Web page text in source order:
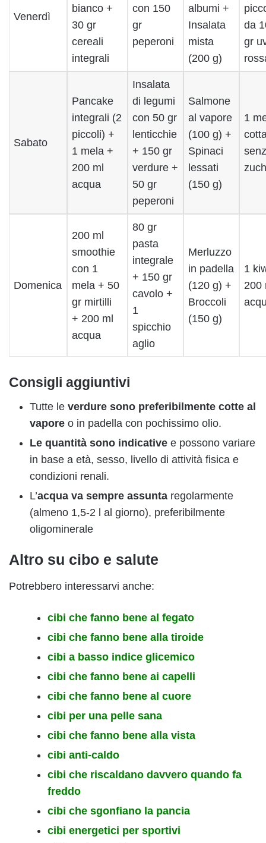
Venerdì
bianco +
30 gr
cereali
integrali
con 150
gr
peperoni
albumi +
Insalata
mista
(200 g)
da
gr
Sabato
Pancake
integrali (2
piccoli) +
1 mela +
200 ml
acqua
Insalata
di legumi
con 50 gr
lenticchie
+ 150 gr
verdure +
50 gr
peperoni
Salmone
al vapore
(100 g) +
Spinaci
lessati
(150 g)
1
Domenica
200 ml
smoothie
con 1
mela + 50
gr mirtilli
+ 200 ml
acqua
80 gr
pasta
integrale
+ 150 gr
cavolo +
1
spicchio
aglio
Merluzzo
in padella
(120 g) +
Broccoli
(150 g)
1
200
Consigli aggiuntivi
Tutte le verdure sono preferibilmente cotte al
vapore o in padella con pochissimo olio.
Le quantità sono indicative e possono variare
in base a età, sesso, livello di attività fisica e
condizioni renali.
L’acqua va sempre assunta regolarmente
(almeno 1,5-2 l al giorno), preferibilmente
oligominerale
Altro su cibo e salute
Potrebbero interessarvi anche:
cibi che fanno bene al fegato
cibi che fanno bene alla tiroide
cibi a basso indice glicemico
cibi che fanno bene ai capelli
cibi che fanno bene al cuore
cibi per una pelle sana
cibi che fanno bene alla vista
cibi anti-caldo
cibi che riscaldano davvero quando fa
freddo
cibi che sgonfiano la pancia
cibi energetici per sportivi